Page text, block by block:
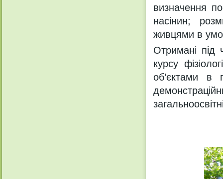
визначення
насінин;
живцями в
Отримані під
курсу
об’єктами в